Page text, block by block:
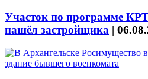
Участок по программе
нашёл застройщика |